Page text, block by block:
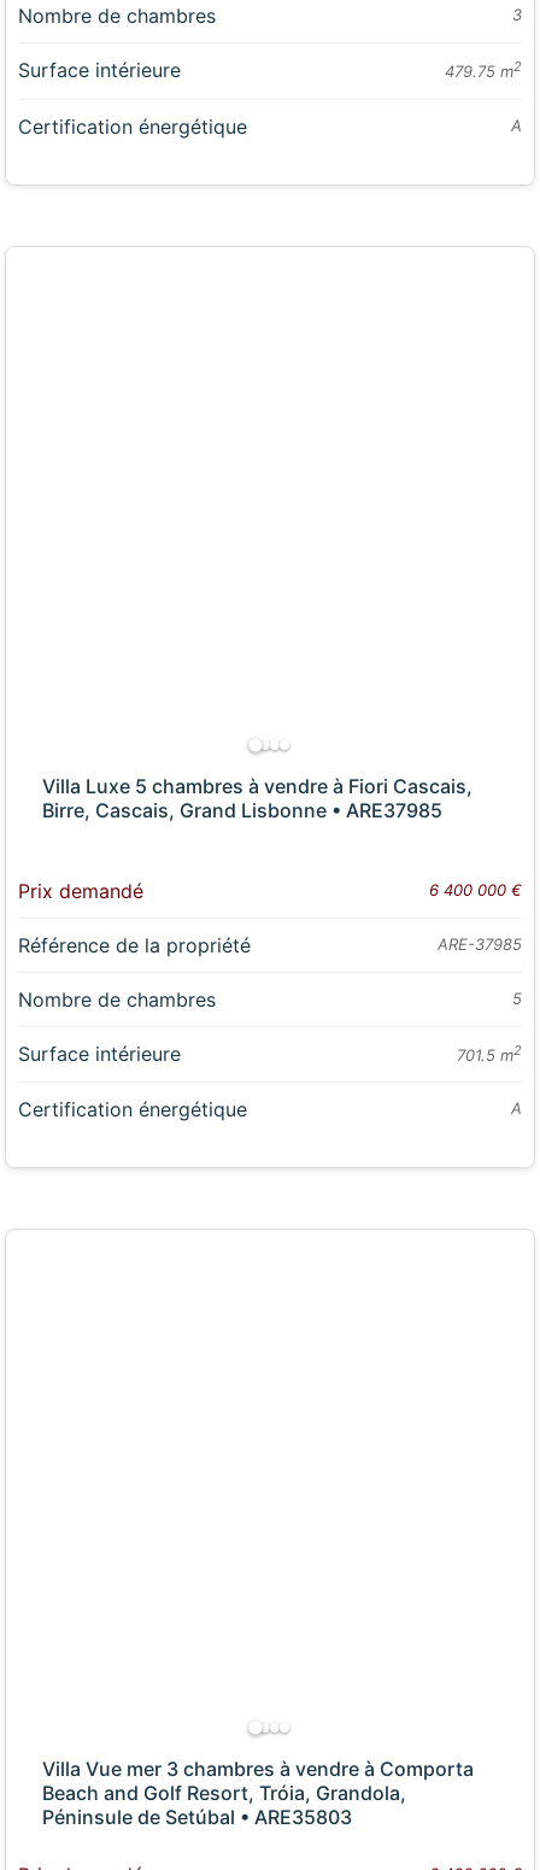
Nombre de chambres 3
Surface intérieure 479.75 m2
Certification énergétique A
Villa Luxe 5 chambres à vendre à Fiori Cascais,
Birre, Cascais, Grand Lisbonne • ARE37985
Prix demandé 6 400 000 €
Référence de la propriété ARE-37985
Nombre de chambres 5
Surface intérieure 701.5 m2
Certification énergétique A
Villa Vue mer 3 chambres à vendre à Comporta
Beach and Golf Resort, Tróia, Grandola,
Péninsule de Setúbal • ARE35803